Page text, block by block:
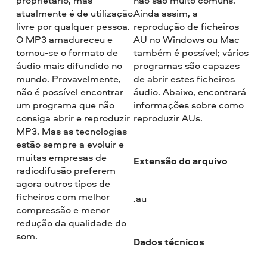
atualmente é de utilização
livre por qualquer pessoa.
O MP3 amadureceu e
tornou-se o formato de
áudio mais difundido no
mundo. Provavelmente,
não é possível encontrar
um programa que não
consiga abrir e reproduzir
MP3. Mas as tecnologias
estão sempre a evoluir e
muitas empresas de
radiodifusão preferem
agora outros tipos de
ficheiros com melhor
compressão e menor
redução da qualidade do
som.
Ainda assim, a
reprodução de ficheiros
AU no Windows ou Mac
também é possível; vários
programas são capazes
de abrir estes ficheiros
áudio. Abaixo, encontrará
informações sobre como
reproduzir AUs.
Extensão do arquivo
.au
Dados técnicos